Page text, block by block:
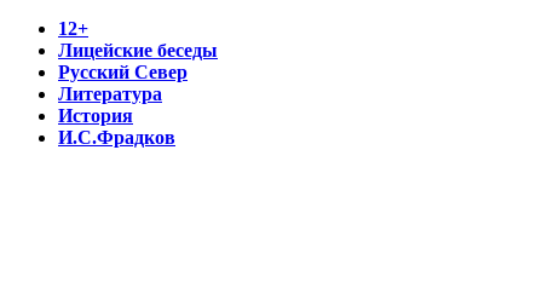
12+
Лицейские беседы
Русский Север
Литература
История
И.С.Фрадков